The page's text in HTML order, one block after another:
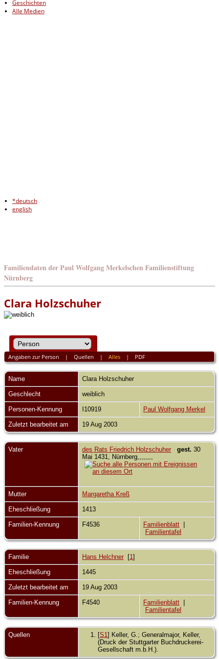
Geschichten
Alle Medien
*deutsch
english
Familiendaten der Paul Wolfgang Merkelschen Familienstiftung
Nürnberg
Clara Holzschuher
Angaben zur Person | Quellen | Alles| PDF
Name Clara Holzschuher
Geschlecht weiblich
Personen-Kennung I10919 Paul Wolfgang Merkel
Zuletzt bearbeitet am 19 Aug 2003
Vater des Rats Friedrich Holzschuher gest. 30
Mai 1431, Nürnberg,,,,,,,,
Mutter Margaretha Kreß
Eheschließung 1413
Familien-Kennung F4536 Familienblatt
Familientafel
Familie Hans Helchner [1]
Eheschließung 1445
Zuletzt bearbeitet am 19 Aug 2003
Familien-Kennung F4540 Familienblatt
Familientafel
Quellen [S1] Keller, G.; Generalmajor, Keller,
(Druck der Stuttgarter Buchdruckerei-
Gesellschaft m.b.H.).